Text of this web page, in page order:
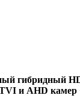
гибридный
и AHD камер